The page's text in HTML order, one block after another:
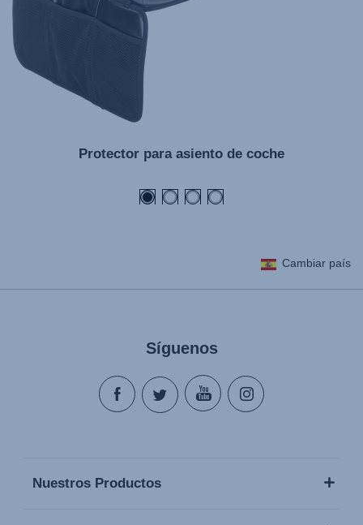
Protector para asiento de coche
Cambiar país
Síguenos
Nuestros Productos